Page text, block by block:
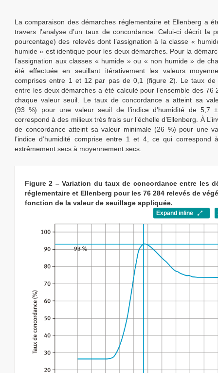
La comparaison des démarches réglementaire et Ellenberg a
travers l’analyse d’un taux de concordance. Celui-ci décrit la
pourcentage) des relevés dont l’assignation à la classe «
humide » est identique pour les deux démarches. Pour la
l’assignation aux classes « humide » ou « non humide » de
été effectuée en seuillant itérativement les valeurs
comprises entre 1 et 12 par pas de 0,1 (figure 2). Le taux de
entre les deux démarches a été calculé pour l’ensemble des 76
chaque valeur seuil. Le taux de concordance a atteint sa
(93 %) pour une valeur seuil de l’indice d’humidité de 5,7
correspond à des milieux très frais sur l’échelle d’Ellenberg. À
de concordance atteint sa valeur minimale (26 %) pour une
l’indice d’humidité comprise entre 1 et 4, ce qui correspond
extrêmement secs à moyennement secs.
Figure 2 – Variation du taux de concordance entre les
réglementaire et Ellenberg pour les 76 284 relevés de
fonction de la valeur de seuillage appliquée.
Expand inline